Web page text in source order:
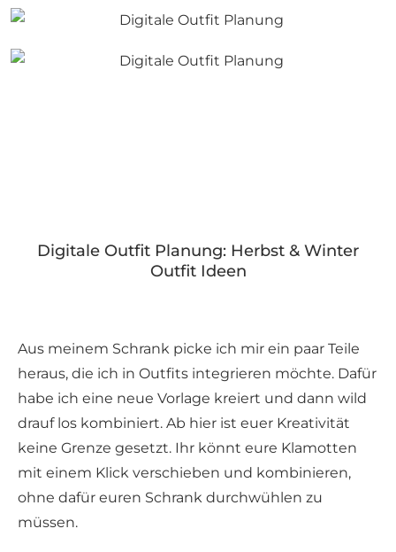
Digitale Outfit Planung: Herbst & Winter
Outfit Ideen
Aus meinem Schrank picke ich mir ein paar Teile
heraus, die ich in Outfits integrieren möchte. Dafür
habe ich eine neue Vorlage kreiert und dann wild
drauf los kombiniert. Ab hier ist euer Kreativität
keine Grenze gesetzt. Ihr könnt eure Klamotten
mit einem Klick verschieben und kombinieren,
ohne dafür euren Schrank durchwühlen zu
müssen.